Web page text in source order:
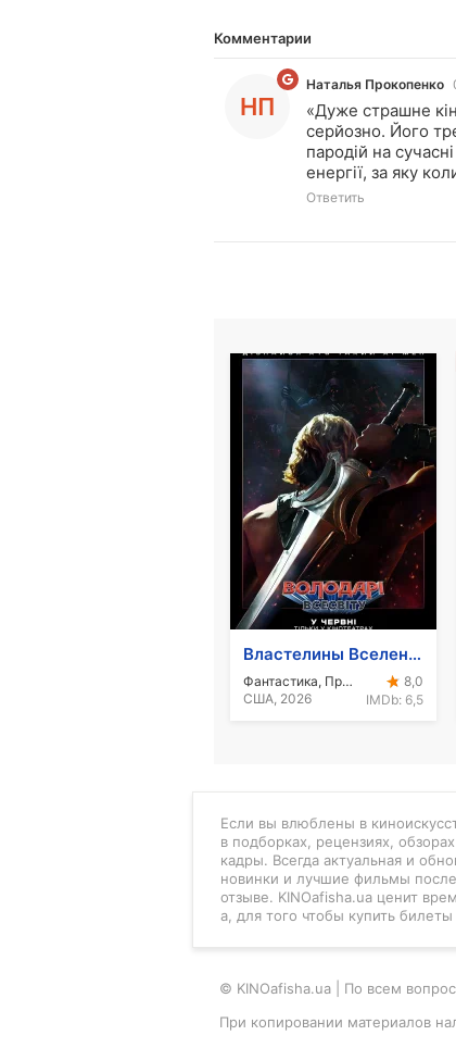
Комментарии
НП
Наталья Прокопенко
«Дуже страшне
серйозно. Його
пародій на
енергії, за яку
Ответить
Властелины Вселенной
Фантастика, Приключения, Экшн
США, 2026
8,0
IMDb: 6,5
Если вы влюблены в
в подборках, рецензиях,
кадры. Всегда актуальная и
новинки и лучшие фильмы
отзыве. KINOafisha.ua ценит
а, для того чтобы купить
© KINOafisha.ua | По всем
При копировании материалов